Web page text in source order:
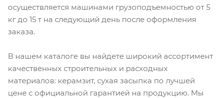
осуществляется машинами грузоподъемностью от 5
кг до 15 т на следующий день после оформления
заказа.
В нашем каталоге вы найдете широкий ассортимент
качественных строительных и расходных
материалов: керамзит, сухая засыпка по лучшей
цене с официальной гарантией на продукцию. Мы